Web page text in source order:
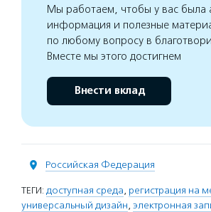
Мы работаем, чтобы у вас была
информация и полезные
по любому вопросу в
Вместе мы этого достигнем
Внести вклад
Российская Федерация
ТЕГИ: доступная среда, регистрация на
универсальный дизайн, электронная